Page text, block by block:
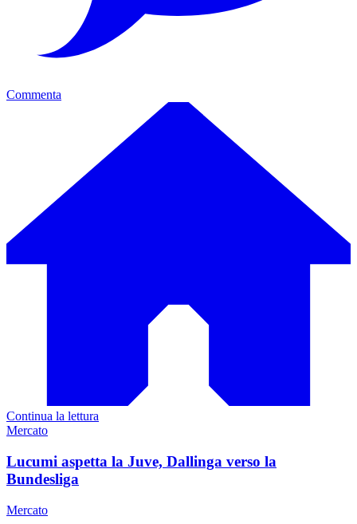
Commenta
Continua la lettura
Mercato
Lucumi aspetta la Juve, Dallinga verso la
Bundesliga
Mercato